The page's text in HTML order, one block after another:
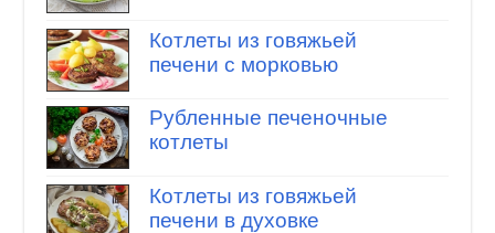
Котлеты из говяжьей
печени с морковью
Рубленные печеночные
котлеты
Котлеты из говяжьей
печени в духовке